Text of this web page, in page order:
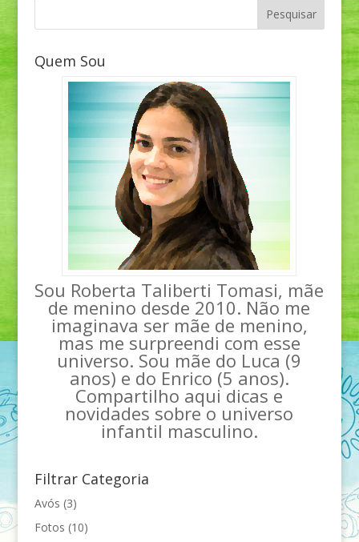
Quem Sou
Sou Roberta Taliberti Tomasi, mãe
de menino desde 2010. Não me
imaginava ser mãe de menino,
mas me surpreendi com esse
universo. Sou mãe do Luca (9
anos) e do Enrico (5 anos).
Compartilho aqui dicas e
novidades sobre o universo
infantil masculino.
Filtrar Categoria
Avós (3)
Fotos (10)